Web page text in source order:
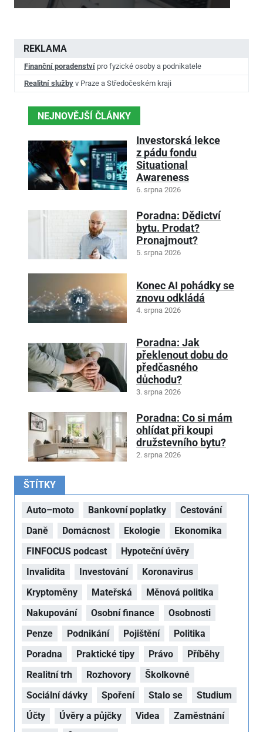
REKLAMA
Finanční poradenství pro fyzické osoby a podnikatele
Realitní služby v Praze a Středočeském kraji
NEJNOVĚJŠÍ ČLÁNKY
Investorská lekce
z pádu fondu
Situational
Awareness
6. srpna 2026
Poradna: Dědictví
bytu. Prodat?
Pronajmout?
5. srpna 2026
Konec AI pohádky se
znovu odkládá
4. srpna 2026
Poradna: Jak
překlenout dobu do
předčasného
důchodu?
3. srpna 2026
Poradna: Co si mám
ohlídat při koupi
družstevního bytu?
2. srpna 2026
ŠTÍTKY
Auto–moto Bankovní poplatky
Cestování
Daně
Domácnost Ekologie
Ekonomika
FINFOCUS podcast
Hypoteční úvěry
Invalidita
Investování
Koronavirus
Kryptoměny
Mateřská
Měnová politika
Nakupování
Osobní finance
Osobnosti
Penze
Podnikání Pojištění
Politika
Poradna
Praktické tipy Právo
Příběhy
Realitní trh
Rozhovory
Školkovné
Sociální dávky
Spoření Stalo se
Studium
Účty
Úvěry a půjčky Videa
Zaměstnání